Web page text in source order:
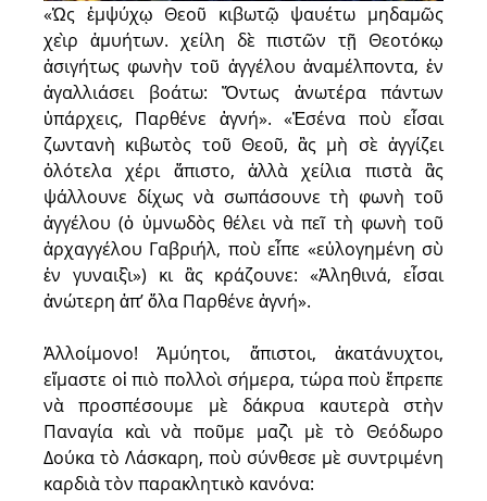
«Ὡς ἐμψύχῳ Θεοῦ κιβωτῷ ψαυέτω μηδαμῶς
χεὶρ ἀμυήτων. χείλη δὲ πιστῶν τῇ Θεοτόκῳ
ἀσιγήτως φωνὴν τοῦ ἀγγέλου ἀναμέλποντα, ἐν
ἀγαλλιάσει βοάτω: Ὄντως ἀνωτέρα πάντων
ὑπάρχεις, Παρθένε ἁγνή». «Ἐσένα ποὺ εἶσαι
ζωντανὴ κιβωτὸς τοῦ Θεοῦ, ἂς μὴ σὲ ἀγγίζει
ὁλότελα χέρι ἄπιστο, ἀλλὰ χείλια πιστὰ ἂς
ψάλλουνε δίχως νὰ σωπάσουνε τὴ φωνὴ τοῦ
ἀγγέλου (ὁ ὑμνωδὸς θέλει νὰ πεῖ τὴ φωνὴ τοῦ
ἀρχαγγέλου Γαβριήλ, ποὺ εἶπε «εὐλογημένη σὺ
ἐν γυναιξὶ») κι ἂς κράζουνε: «Ἀληθινά, εἶσαι
ἀνώτερη ἀπ’ ὅλα Παρθένε ἁγνή».
Ἀλλοίμονο! Ἀμύητοι, ἄπιστοι, ἀκατάνυχτοι,
εἴμαστε οἱ πιὸ πολλοὶ σήμερα, τώρα ποὺ ἔπρεπε
νὰ προσπέσουμε μὲ δάκρυα καυτερὰ στὴν
Παναγία καὶ νὰ ποῦμε μαζὶ μὲ τὸ Θεόδωρο
Δούκα τὸ Λάσκαρη, ποὺ σύνθεσε μὲ συντριμένη
καρδιὰ τὸν παρακλητικὸ κανόνα: